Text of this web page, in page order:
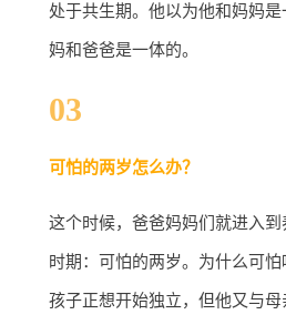
处于共生期。他以为他和妈妈
妈和爸爸是一体的。
03
可怕的两岁怎么办？
这个时候，爸爸妈妈们就进入
时期：可怕的两岁。为什么可
孩子正想开始独立，但他又与